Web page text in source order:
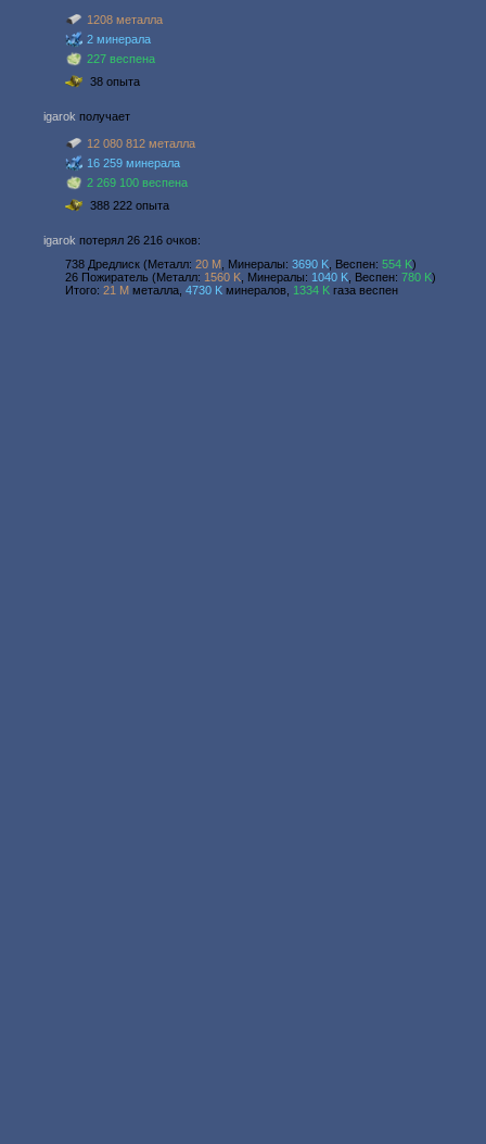
1208 металла
2 минерала
227 веспена
38 опыта
igarok получает
12 080 812 металла
16 259 минерала
2 269 100 веспена
388 222 опыта
igarok потерял 26 216 очков:
738 Дредлиск (Металл:20 M , Минералы:3690 K , Веспен:554 K)
26 Пожиратель (Металл: 1560 K , Минералы: 1040 K , Веспен:780 K)
Итого:21 M металла,4730 K минералов, 1334 K газа веспен